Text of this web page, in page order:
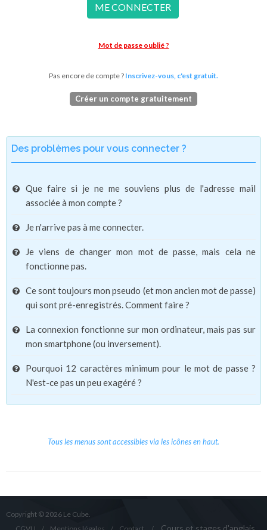
ME CONNECTER
Mot de passe oublié ?
Pas encore de compte ? Inscrivez-vous, c'est gratuit.
Créer un compte gratuitement
Des problèmes pour vous connecter ?
Que faire si je ne me souviens plus de l'adresse mail
associée à mon compte ?
Je n'arrive pas à me connecter.
Je viens de changer mon mot de passe, mais cela ne
fonctionne pas.
Ce sont toujours mon pseudo (et mon ancien mot de passe)
qui sont pré-enregistrés. Comment faire ?
La connexion fonctionne sur mon ordinateur, mais pas sur
mon smartphone (ou inversement).
Pourquoi 12 caractères minimum pour le mot de passe ?
N'est-ce pas un peu exagéré ?
Tous les menus sont accessibles via les icônes en haut.
Copyright © 2026 Le Cube.
Cours et stages d'anglais